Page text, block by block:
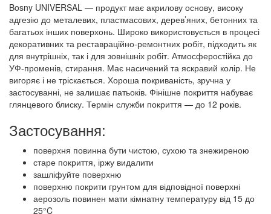
Bosny UNIVERSAL — продукт має акрилову основу, високу
адгезію до металевих, пластмасових, дерев’яних, бетонних та
багатьох інших поверхонь. Широко використовується в процесі
декоративних та реставраційно-ремонтних робіт, підходить як
для внутрішніх, так і для зовнішніх робіт. Атмосферостійка до
УФ-променів, стирання. Має насичений та яскравий колір. Не
вигоряє і не тріскається. Хороша покриваність, зручна у
застосуванні, не залишає патьоків. Фінішне покриття набуває
глянцевого блиску. Термін служби покриття — до 12 років.
Застосування:
поверхня повинна бути чистою, сухою та знежиреною
старе покриття, іржу видалити
зашліфуйте поверхню
поверхню покрити грунтом для відповідної поверхні
аерозоль повинен мати кімнатну температуру від 15 до
25°C